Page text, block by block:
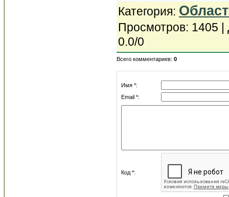
Категория:
Просмотров: 1405 |
0.0/0
Всего комментариев: 0
Имя *:
Email *:
Код *: